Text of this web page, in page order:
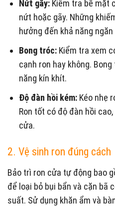
Nứt gãy: Kiểm tra bề mặt
nứt hoặc gãy. Những
hưởng đến khả năng
Bong tróc: Kiểm tra xem
cạnh ron hay không.
năng kín khít.
Độ đàn hồi kém: Kéo nhẹ
Ron tốt có độ đàn hồi
cửa.
2. Vệ sinh ron đúng cách
Bảo trì ron cửa tự động bao
để loại bỏ bụi bẩn và cặn bã
suất. Sử dụng khăn ẩm và